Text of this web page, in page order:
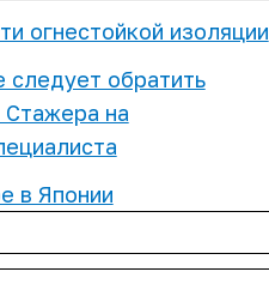
огнестойкой изоляции
обратить
Стажера на
в Японии